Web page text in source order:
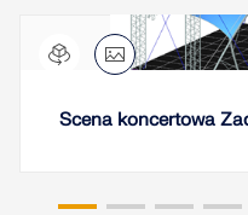
Scena koncertowa